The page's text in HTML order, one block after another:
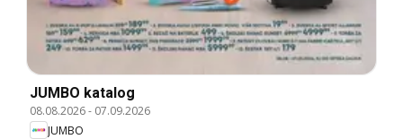
JUMBO katalog
08.08.2026- 07.09.2026
JUMBO